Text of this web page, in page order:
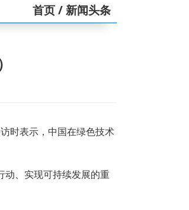
首页/ 新闻头条
时表示，中国在绿色技术
动、实现可持续发展的重